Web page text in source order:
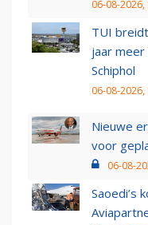
06-08-2026,
TUI
jaar
Schiphol
06-08-2026,
Nieuwe
voor
06-08-
Saoedi’s